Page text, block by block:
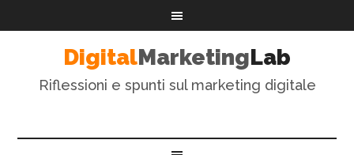
DigitalMarketingLab
Riflessioni e spunti sul marketing digitale